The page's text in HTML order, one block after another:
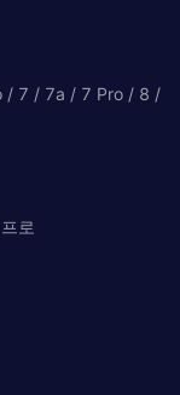
/ 7 / 7a / 7 Pro / 8 /
로